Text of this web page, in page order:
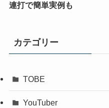
連打で簡単実例も
カテゴリー
TOBE
YouTuber